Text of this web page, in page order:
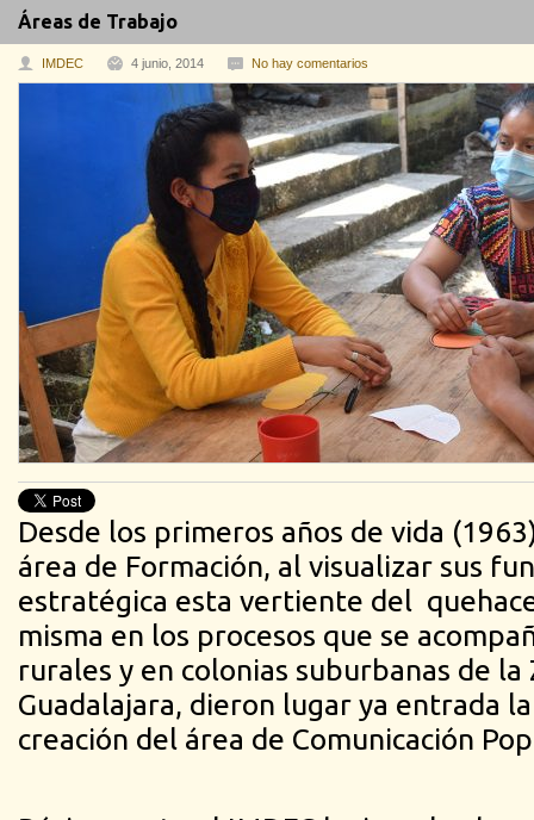
Áreas de Trabajo
IMDEC 4 junio, 2014 No hay comentarios
Desde los primeros años de vida
área de Formación, al visualizar sus
estratégica esta vertiente del
misma en los procesos que se
rurales y en colonias suburbanas de
Guadalajara, dieron lugar ya entrada la
creación del área de Comunicación